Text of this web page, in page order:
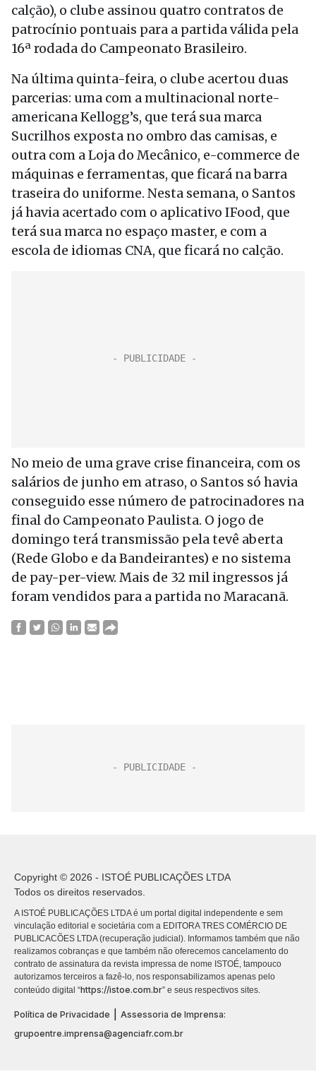
calção), o clube assinou quatro contratos de
patrocínio pontuais para a partida válida pela
16ª rodada do Campeonato Brasileiro.
Na última quinta-feira, o clube acertou duas
parcerias: uma com a multinacional norte-
americana Kellogg’s, que terá sua marca
Sucrilhos exposta no ombro das camisas, e
outra com a Loja do Mecânico, e-commerce de
máquinas e ferramentas, que ficará na barra
traseira do uniforme. Nesta semana, o Santos
já havia acertado com o aplicativo IFood, que
terá sua marca no espaço master, e com a
escola de idiomas CNA, que ficará no calção.
No meio de uma grave crise financeira, com os
salários de junho em atraso, o Santos só havia
conseguido esse número de patrocinadores na
final do Campeonato Paulista. O jogo de
domingo terá transmissão pela tevê aberta
(Rede Globo e da Bandeirantes) e no sistema
de pay-per-view. Mais de 32 mil ingressos já
foram vendidos para a partida no Maracanã.
Copyright © 2026 - ISTOÉ PUBLICAÇÕES LTDA
Todos os direitos reservados.
A ISTOÉ PUBLICAÇÕES LTDA é um portal digital independente e sem
vinculação editorial e societária com a EDITORA TRES COMÉRCIO DE
PUBLICACÕES LTDA (recuperação judicial). Informamos também que não
realizamos cobranças e que também não oferecemos cancelamento do
contrato de assinatura da revista impressa de nome ISTOÉ, tampouco
autorizamos terceiros a fazê-lo, nos responsabilizamos apenas pelo
conteúdo digital “https://istoe.com.br” e seus respectivos sites.
Política de Privacidade
Assessoria de Imprensa:
grupoentre.imprensa@agenciafr.com.br